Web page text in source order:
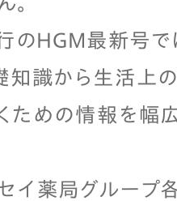
のHGM最新号で
知識から生活上
ための情報を幅広
イ薬局グループ